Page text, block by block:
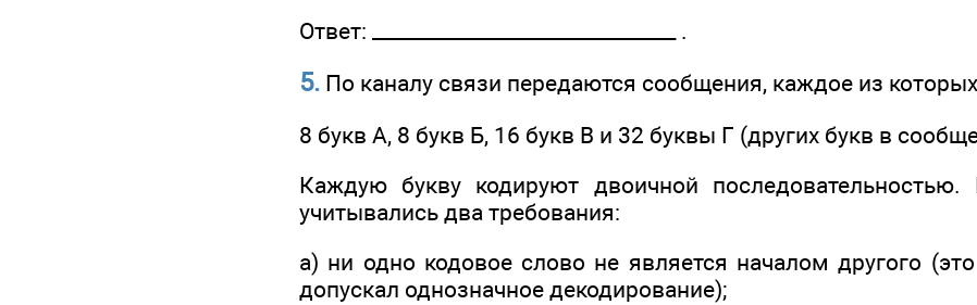
Ответ: ______________­_________________ .
5. По каналу связи передаются сообщения, каждое из
8 букв А, 8 букв Б, 16 букв В и 32 буквы Г (других букв в
Каждую букву кодируют двоичной
учитывались два требования:
а) ни одно кодовое слово не является началом другого
допускал однозначное декодирование);